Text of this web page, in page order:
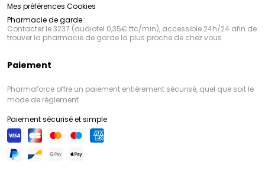
Mes préférences Cookies
Pharmacie de garde :
Contacter le 3237 (audiotel 0,35€ ttc/min), accessible 24h/24 afin de
trouver la pharmacie de garde la plus proche de chez vous
Paiement
Pharmaforce offre un paiement entièrement sécurisé, quel que soit le
mode de règlement
Paiement sécurisé et simple